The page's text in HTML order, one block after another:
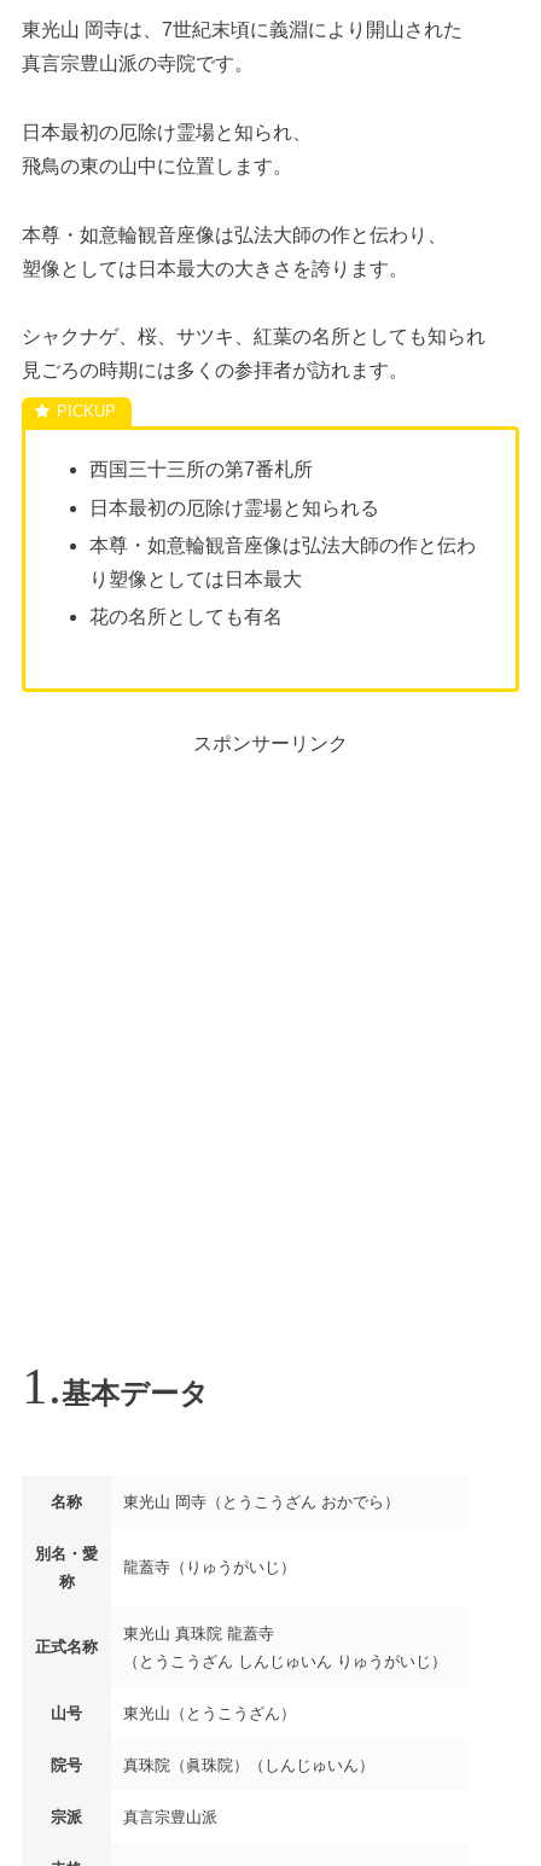
東光山 岡寺は、7世紀末頃に義淵により開山された
真言宗豊山派の寺院です。
日本最初の厄除け霊場と知られ、
飛鳥の東の山中に位置します。
本尊・如意輪観音座像は弘法大師の作と伝わり、
塑像としては日本最大の大きさを誇ります。
シャクナゲ、桜、サツキ、紅葉の名所としても知られ
見ごろの時期には多くの参拝者が訪れます。
西国三十三所の第7番札所
日本最初の厄除け霊場と知られる
本尊・如意輪観音座像は弘法大師の作と伝わ
り塑像としては日本最大
花の名所としても有名
スポンサーリンク
基本データ
名称 東光山 岡寺（とうこうざん おかでら）
別名・愛
称
龍蓋寺（りゅうがいじ）
正式名称
東光山 真珠院 龍蓋寺
（とうこうざん しんじゅいん りゅうがいじ）
山号 東光山（とうこうざん）
院号 真珠院（眞珠院）（しんじゅいん）
宗派 真言宗豊山派